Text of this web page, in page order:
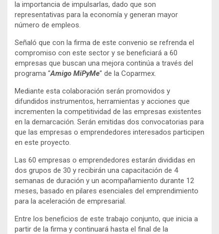
la importancia de impulsarlas, dado que son
representativas para la economía y generan mayor
número de empleos.
Señaló que con la firma de este convenio se refrenda el
compromiso con este sector y se beneficiará a 60
empresas que buscan una mejora continúa a través del
programa “Amigo MiPyMe” de la Coparmex.
Mediante esta colaboración serán promovidos y
difundidos instrumentos, herramientas y acciones que
incrementen la competitividad de las empresas existentes
en la demarcación. Serán emitidas dos convocatorias para
que las empresas o emprendedores interesados participen
en este proyecto.
Las 60 empresas o emprendedores estarán divididas en
dos grupos de 30 y recibirán una capacitación de 4
semanas de duración y un acompañamiento durante 12
meses, basado en pilares esenciales del emprendimiento
para la aceleración de empresarial.
Entre los beneficios de este trabajo conjunto, que inicia a
partir de la firma y continuará hasta el final de la